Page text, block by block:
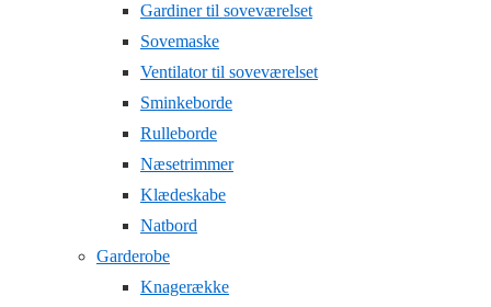
Gardiner til soveværelset
Sovemaske
Ventilator til soveværelset
Sminkeborde
Rulleborde
Næsetrimmer
Klædeskabe
Natbord
Garderobe
Knagerække